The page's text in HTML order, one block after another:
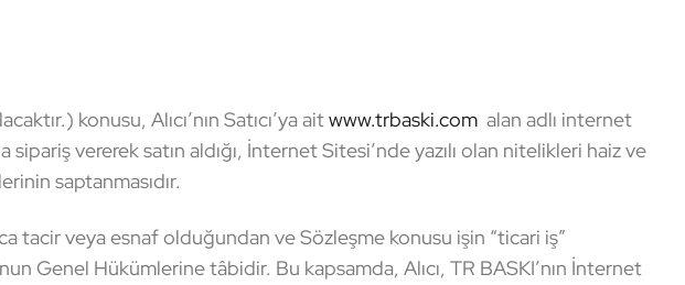
konusu, Alıcı’nın Satıcı’ya aitwww.trbaski.com alan adlı internet
vererek satın aldığı, İnternet Sitesi’nde yazılı olan nitelikleri haiz ve
saptanmasıdır.
tacir veya esnaf olduğundan ve Sözleşme konusu işin “ticari iş”
Genel Hükümlerine tâbidir. Bu kapsamda, Alıcı, TR BASKI’nın İnternet